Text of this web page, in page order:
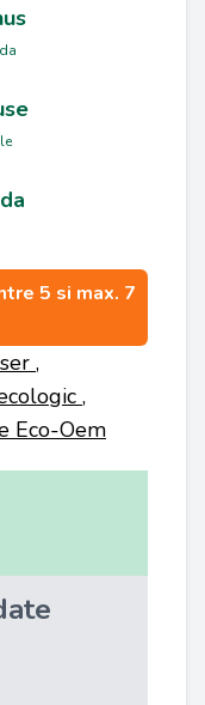
5 si max. 7
,
,
Eco-Oem